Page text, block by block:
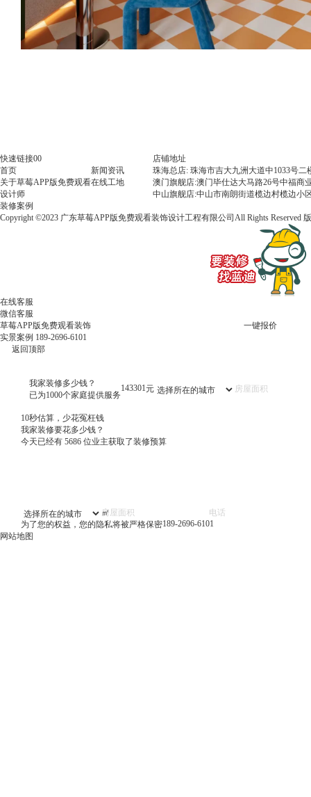
快速链接00
首页
关于草莓APP版免费观看
设计师
装修案例
新闻资讯
在线工地
店铺地址
珠海总店: 珠海市吉大九洲大道中1033号二
澳门旗舰店:澳门毕仕达大马路26号中福商
中山旗舰店:中山市南朗街道榄边村榄边小
Copyright ©2023 广东草莓APP版免费观看装饰设计工程有限公司All Rights Reserved
在线客服
微信客服
草莓APP版免费观看装饰
一键报价
实景案例 189-2696-6101
返回顶部
我家装修多少钱？
已为1000个家庭提供服务
143301元
10秒估算，少花冤枉钱
我家装修要花多少钱？
今天已经有 5686 位业主获取了装修预算
㎡
为了您的权益，您的隐私将被严格保密189-2696-6101
网站地图